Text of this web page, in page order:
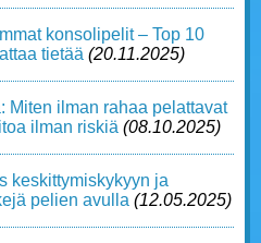
konsolipelit – Top 10
tietää (20.11.2025)
Miten ilman rahaa pelattavat
ilman riskiä (08.10.2025)
keskittymiskykyyn ja
pelien avulla (12.05.2025)